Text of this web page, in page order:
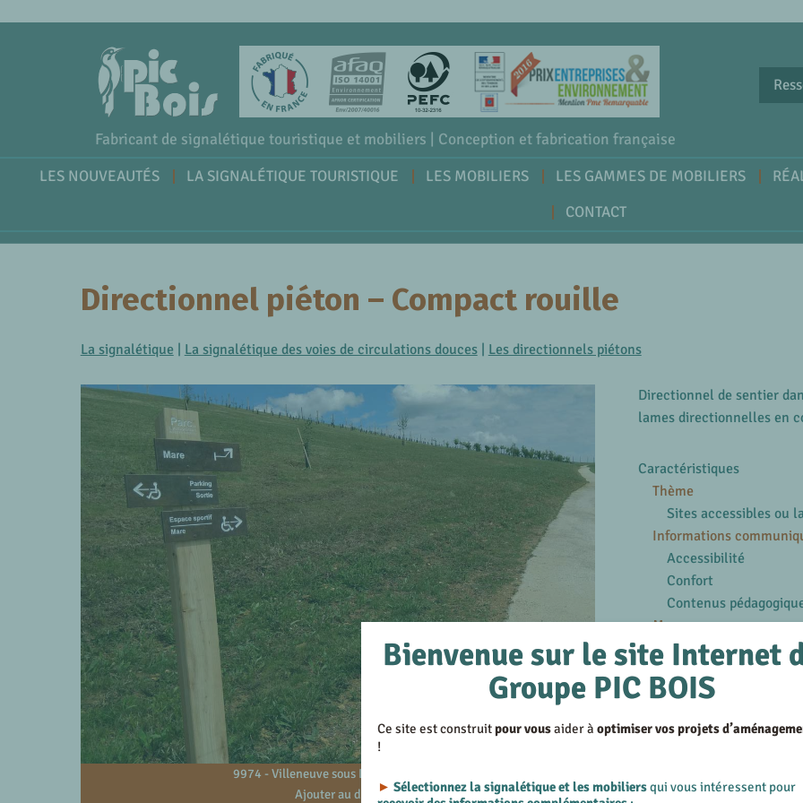
Fabricant de signalétique touristique et mobiliers | Conception et fabrication française
LES NOUVEAUTÉS LA SIGNALÉTIQUE TOURISTIQUE LES MOBILIERS LES GAMMES DE MOBILIERS
CONTACT
Directionnel piéton – Compact rouille
La signalétique | La signalétique des voies de circulations douces| Les directionnels piétons
9974 - Villeneuve sous Dammartin - 77
Ajouter au devis
Directionnel de sentier
lames directionnelles en
Caractéristiques
Thème
Sites accessibles ou
Informations
Accessibilité
Confort
Contenus
Marquages
Gravure
Structures
Bois
Voir les réalisations sur
Bienvenue sur le site Internet
Groupe PIC BOIS
Ce site est construitpour vousaider àoptimiser vos projets
!
► Sélectionnez la signalétique et les mobiliersqui vous intéressent pour